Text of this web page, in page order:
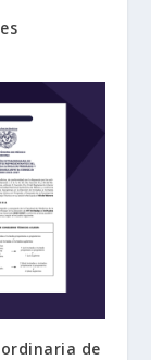
de